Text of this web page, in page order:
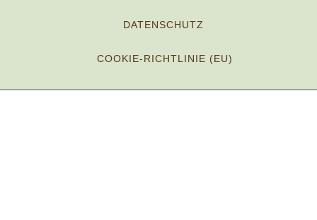
DATENSCHUTZ
COOKIE-RICHTLINIE (EU)